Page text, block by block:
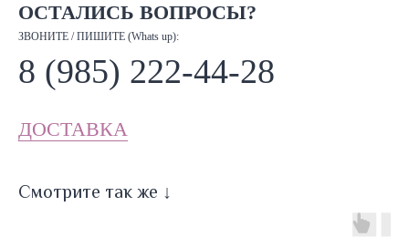
ОСТАЛИСЬ ВОПРОСЫ?
ЗВОНИТЕ / ПИШИТЕ (Whats up):
8 (985) 222-44-28
ДОСТАВКА
Смотрите так же ↓